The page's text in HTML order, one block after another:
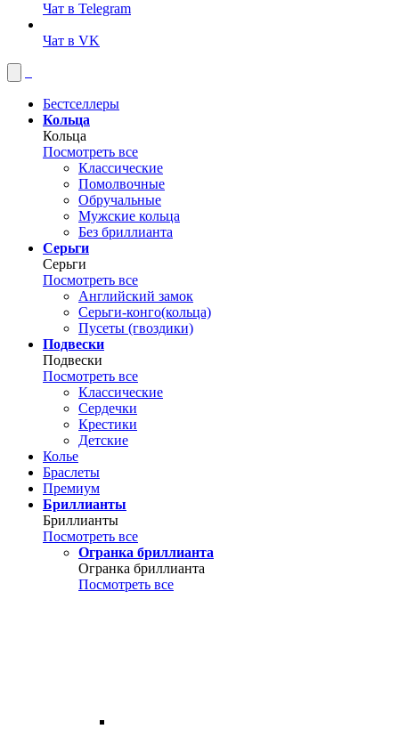
Чат в Telegram
Чат в VK
Бестселлеры
Кольца
Кольца
Посмотреть все
Классические
Помолвочные
Обручальные
Мужские кольца
Без бриллианта
Серьги
Серьги
Посмотреть все
Английский замок
Серьги-конго(кольца)
Пусеты (гвоздики)
Подвески
Подвески
Посмотреть все
Классические
Сердечки
Крестики
Детские
Колье
Браслеты
Премиум
Бриллианты
Бриллианты
Посмотреть все
Огранка бриллианта
Огранка бриллианта
Посмотреть все